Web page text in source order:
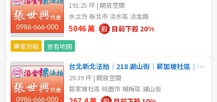
191.25 坪 | 開放空間
水立方 新北市 淡水區 淡金路
5046 萬 目前下殺 20%
專家亮點 查看地圖
台北新北法拍｜218 湖山街｜薪加坡社區｜邊間採光公寓
29.39 坪 | 開放空間
薪家坡社區 桃園市 楊梅區 湖山街